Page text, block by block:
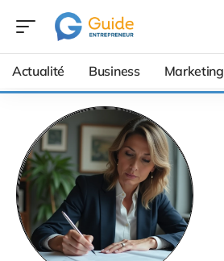
Actualité Business Marketing